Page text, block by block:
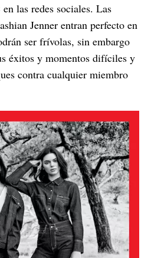
las redes sociales. Las
Jenner entran perfecto en
ser frívolas, sin embargo
éxitos y momentos difíciles y
contra cualquier miembro